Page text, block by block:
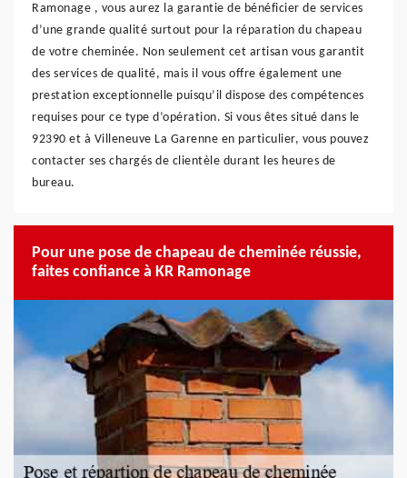
Ramonage , vous aurez la garantie de bénéficier de services
d’une grande qualité surtout pour la réparation du chapeau
de votre cheminée. Non seulement cet artisan vous garantit
des services de qualité, mais il vous offre également une
prestation exceptionnelle puisqu’il dispose des compétences
requises pour ce type d’opération. Si vous êtes situé dans le
92390 et à Villeneuve La Garenne en particulier, vous pouvez
contacter ses chargés de clientèle durant les heures de
bureau.
Pour une pose de chapeau de cheminée réussie,
faites confiance à KR Ramonage